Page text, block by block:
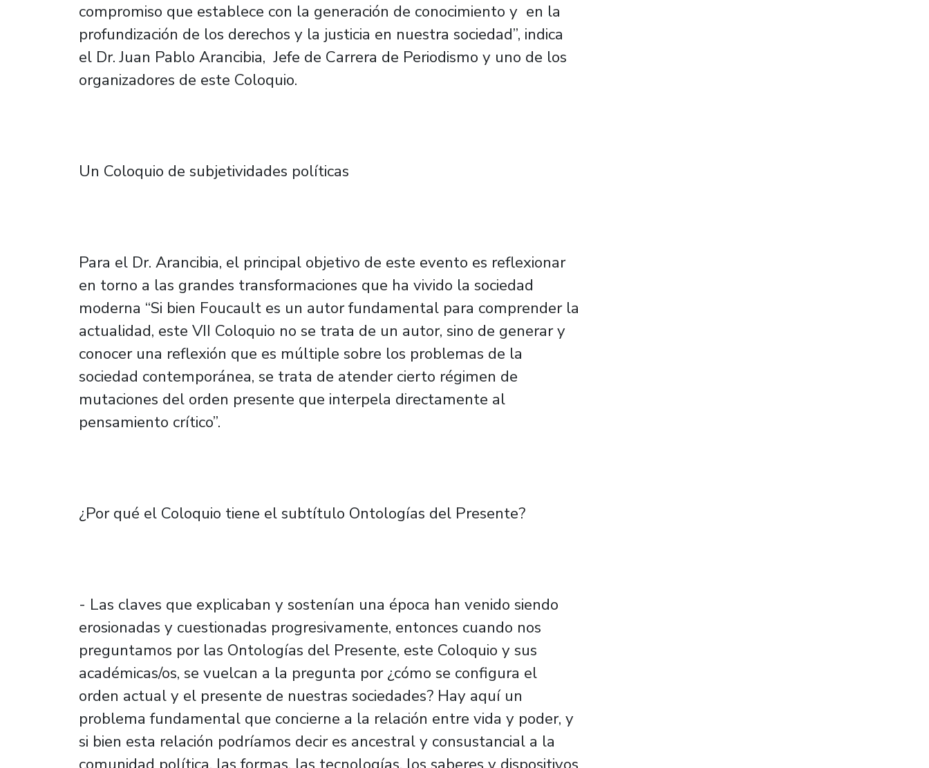
compromiso que establece con la generación de conocimiento y en la
profundización de los derechos y la justicia en nuestra sociedad”, indica
el Dr. Juan Pablo Arancibia, Jefe de Carrera de Periodismo y uno de los
organizadores de este Coloquio.
Un Coloquio de subjetividades políticas
Para el Dr. Arancibia, el principal objetivo de este evento es reflexionar
en torno a las grandes transformaciones que ha vivido la sociedad
moderna “Si bien Foucault es un autor fundamental para comprender la
actualidad, este VII Coloquio no se trata de un autor, sino de generar y
conocer una reflexión que es múltiple sobre los problemas de la
sociedad contemporánea, se trata de atender cierto régimen de
mutaciones del orden presente que interpela directamente al
pensamiento crítico”.
¿Por qué el Coloquio tiene el subtítulo Ontologías del Presente?
- Las claves que explicaban y sostenían una época han venido siendo
erosionadas y cuestionadas progresivamente, entonces cuando nos
preguntamos por las Ontologías del Presente, este Coloquio y sus
académicas/os, se vuelcan a la pregunta por ¿cómo se configura el
orden actual y el presente de nuestras sociedades? Hay aquí un
problema fundamental que concierne a la relación entre vida y poder, y
si bien esta relación podríamos decir es ancestral y consustancial a la